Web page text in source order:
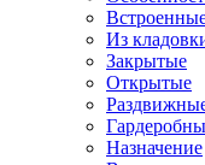
Из
Закрытые
Открытые
Назначение